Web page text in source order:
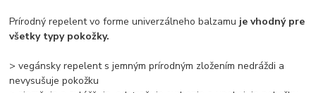
Prírodný repelent vo forme univerzálneho balzamu je vhodný pre
všetky typy pokožky.
> vegánsky repelent s jemným prírodným zložením nedráždi a
nevysušuje pokožku